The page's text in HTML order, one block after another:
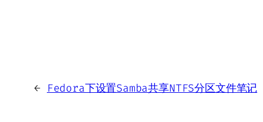
← Fedora下设置Samba共享NTFS分区文件笔记